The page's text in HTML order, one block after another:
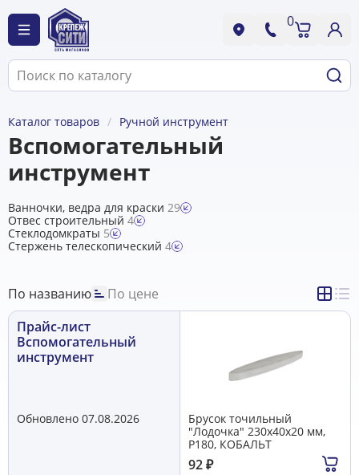
0
Каталог товаров Ручной инструмент
Вспомогательный
инструмент
Ванночки, ведра для краски 29
Отвес строительный 4
Стеклодомкраты 5
Стержень телескопический 4
По названию
По цене
Прайс-лист
Вспомогательный
инструмент
Обновлено 07.08.2026
Брусок точильный
"Лодочка" 230х40х20 мм,
P180, КОБАЛЬТ
92₽